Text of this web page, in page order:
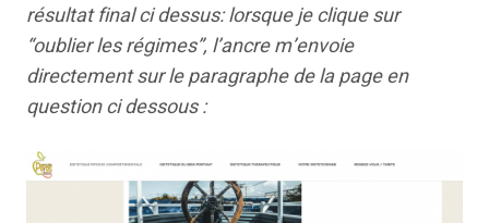
résultat final ci dessus: lorsque je clique sur
“oublier les régimes”, l’ancre m’envoie
directement sur le paragraphe de la page en
question ci dessous :